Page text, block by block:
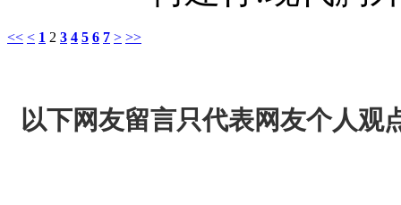
<< < 1 2 3 4 5 6 7 > >>
以下网友留言只代表网友个人观